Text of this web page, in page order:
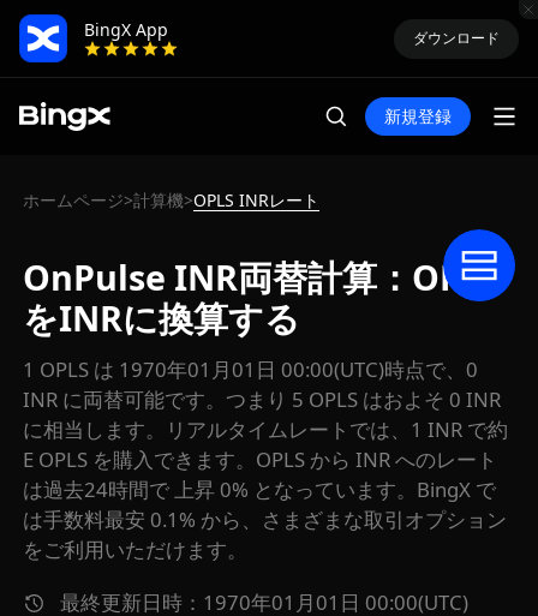
BingX App
ダウンロード
新規登録
ホームページ>計算機>OPLS INRレート
OnPulse INR両替計算：OPLS
をINRに換算する
1 OPLS は 1970年01月01日 00:00(UTC)時点で、0
INR に両替可能です。つまり 5 OPLS はおよそ 0 INR
に相当します。リアルタイムレートでは、1 INR で約
E OPLS を購入できます。OPLS から INR へのレート
は過去24時間で 上昇 0% となっています。BingX で
は手数料最安 0.1% から、さまざまな取引オプション
をご利用いただけます。
最終更新日時：1970年01月01日 00:00(UTC)